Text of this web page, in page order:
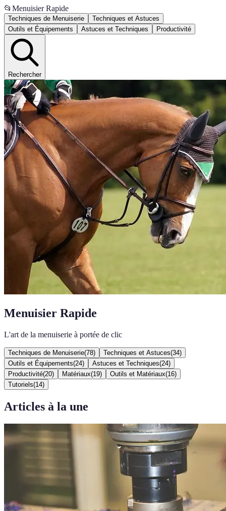
📂 Menuisier Rapide
Techniques de Menuiserie
Techniques et Astuces
Outils et Équipements
Astuces et Techniques Productivité
Rechercher
Menuisier Rapide
L'art de la menuiserie à portée de clic
Techniques de Menuiserie(78) Techniques et Astuces(34)
Outils et Équipements(24) Astuces et Techniques(24)
Productivité(20) Matériaux(19) Outils et Matériaux(16)
Tutoriels(14)
Articles à la une